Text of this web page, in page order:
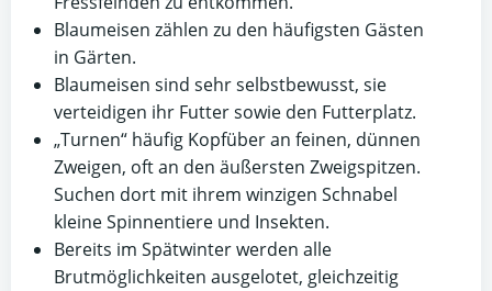
Blaumeisen zählen zu den häufigsten Gästen
in Gärten.
Blaumeisen sind sehr selbstbewusst, sie
verteidigen ihr Futter sowie den Futterplatz.
„Turnen“ häufig Kopfüber an feinen, dünnen
Zweigen, oft an den äußersten Zweigspitzen.
Suchen dort mit ihrem winzigen Schnabel
kleine Spinnentiere und Insekten.
Bereits im Spätwinter werden alle
Brutmöglichkeiten ausgelotet, gleichzeitig